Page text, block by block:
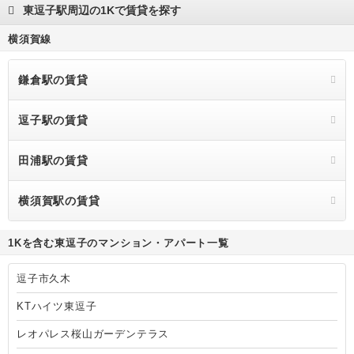
東逗子駅周辺の1Kで賃貸を探す
横須賀線
鎌倉駅の賃貸
逗子駅の賃貸
田浦駅の賃貸
横須賀駅の賃貸
1Kを含む東逗子のマンション・アパート一覧
逗子市久木
KTハイツ東逗子
レオパレス桜山ガーデンテラス